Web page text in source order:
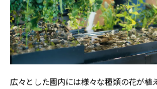
広々とした園内には様々な種類の花が植